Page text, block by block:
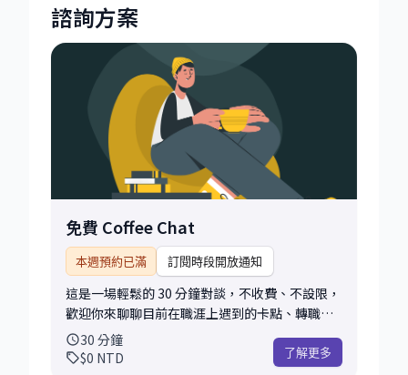
諮詢方案
免費 Coffee Chat
本週預約已滿 訂閱時段開放通知
這是一場輕鬆的 30 分鐘對談，不收費、不設限，
歡迎你來聊聊目前在職涯上遇到的卡點、轉職上
的猶豫，或任何讓你感到不確定的想法。 無論你
只是單純想聽聽不同的觀點，還是希望從對談中
30 分鐘
$0 NTD 了解更多